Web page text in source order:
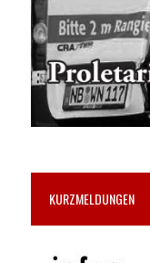
KURZMELDUNGEN